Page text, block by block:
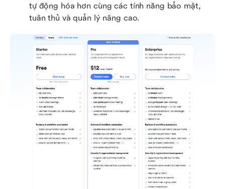
tự động hóa hơn cùng các tính năng bảo mật,
tuân thủ và quản lý nâng cao.